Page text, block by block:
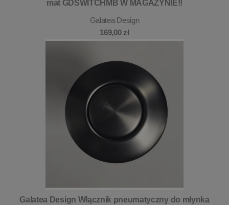
mat GDSWITCHMB W MAGAZYNIE!!
Galatea Design
169,00 zł
Galatea Design Włącznik pneumatyczny do młynka